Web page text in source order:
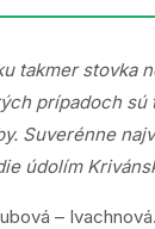
takmer
prípadoch
Suverénne
údolím
–